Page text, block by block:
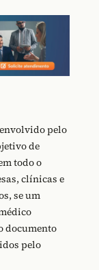
pelo
de
todo o
clínicas e
se um
documento
pelo